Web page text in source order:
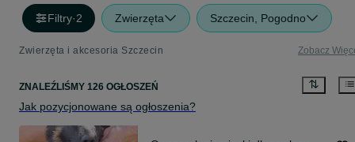
Filtry·2 Zwierzęta Szczecin, Pogodno
Zwierzęta i akcesoria Szczecin Zobacz
ZNALEŹLIŚMY 126 OGŁOSZEŃ
Jak pozycjonowane są ogłoszenia?